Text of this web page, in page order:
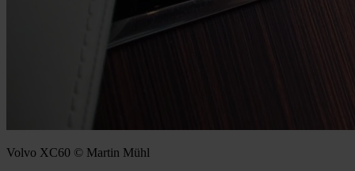
Volvo XC60 © Martin Mühl